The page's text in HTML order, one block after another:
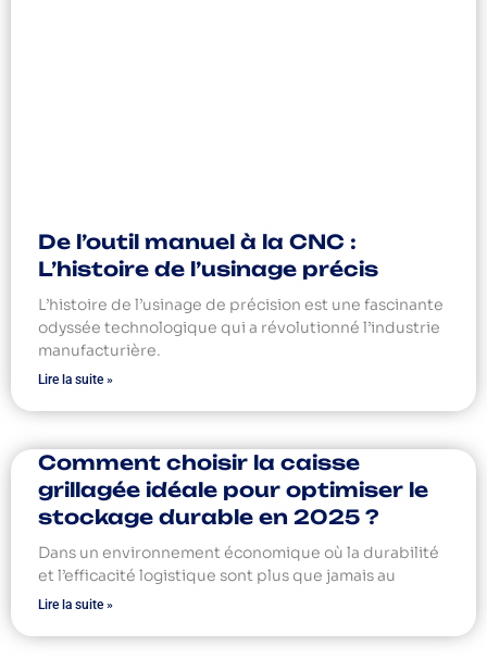
De l’outil manuel à la CNC :
L’histoire de l’usinage précis
L’histoire de l’usinage de précision est une fascinante
odyssée technologique qui a révolutionné l’industrie
manufacturière.
Lire la suite »
Comment choisir la caisse
grillagée idéale pour optimiser le
stockage durable en 2025 ?
Dans un environnement économique où la durabilité
et l’efficacité logistique sont plus que jamais au
Lire la suite »